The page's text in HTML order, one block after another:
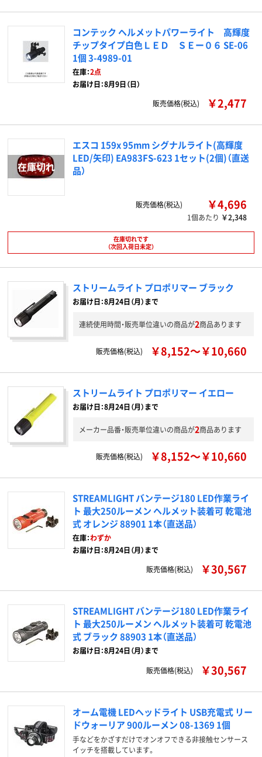
コンテック ヘルメットパワーライト 高輝度
チップタイプ白色ＬＥＤ ＳＥー０６ SE-06
1個 3-4989-01
在庫：2点
お届け日：8月9日（日）
販売価格(税込)
￥2,477
エスコ 159x 95mm シグナルライト(高輝度
LED/矢印) EA983FS-623 1セット(2個)（直送
品）
販売価格(税込) ￥4,696
1個あたり ￥2,348
在庫切れです
（次回入荷日未定）
ストリームライト プロポリマー ブラック
お届け日：8月24日（月）まで
連続使用時間・販売単位違いの商品が2商品あります
販売価格(税込) ￥8,152～￥10,660
ストリームライト プロポリマー イエロー
お届け日：8月24日（月）まで
メーカー品番・販売単位違いの商品が2商品あります
販売価格(税込) ￥8,152～￥10,660
STREAMLIGHT バンテージ180 LED作業ライ
ト 最大250ルーメン ヘルメット装着可 乾電池
式 オレンジ 88901 1本（直送品）
在庫：わずか
お届け日：8月24日（月）まで
販売価格(税込)
￥30,567
STREAMLIGHT バンテージ180 LED作業ライ
ト 最大250ルーメン ヘルメット装着可 乾電池
式 ブラック 88903 1本（直送品）
お届け日：8月24日（月）まで
販売価格(税込)
￥30,567
オーム電機 LEDヘッドライト USB充電式 リー
ドウォーリア 900ルーメン 08-1369 1個
手などをかざすだけでオンオフできる非接触センサース
イッチを搭載しています。